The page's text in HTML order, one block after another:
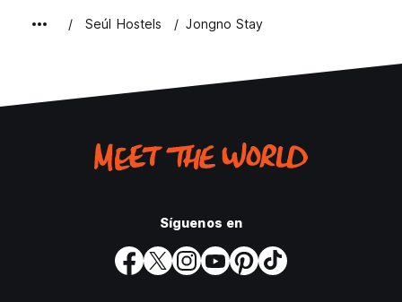
Seúl Hostels Jongno Stay
Síguenos en